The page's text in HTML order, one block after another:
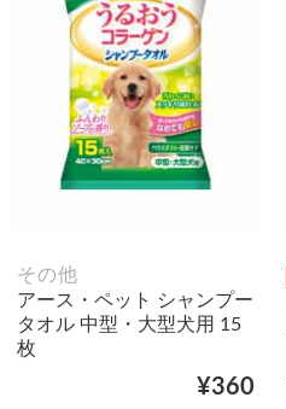
その他
アース・ペット シャンプー
タオル 中型・大型犬用 15
枚
¥360